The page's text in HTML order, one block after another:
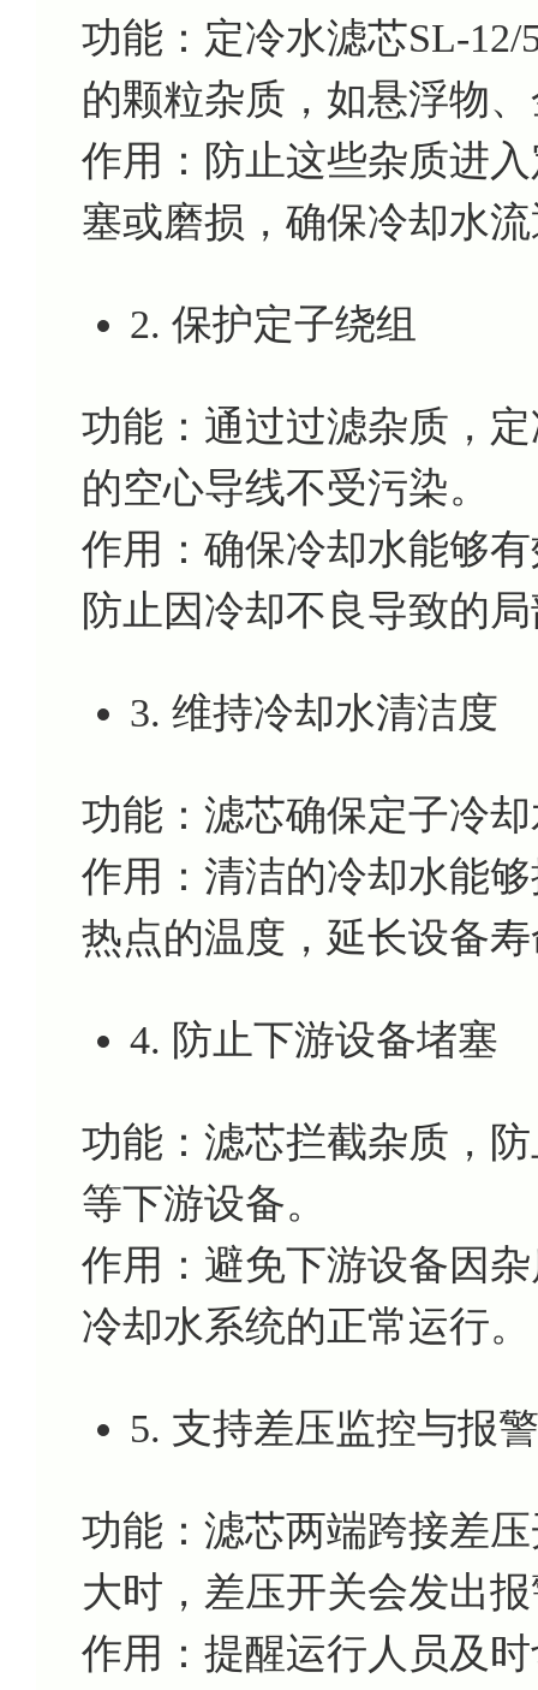
功能：定冷水滤芯SL-
的颗粒杂质，如悬浮物
作用：防止这些杂质进
塞或磨损，确保冷却水
2. 保护定子绕组
功能：通过过滤杂质，
的空心导线不受污染。
作用：确保冷却水能够
防止因冷却不良导致的
3. 维持冷却水清洁度
功能：滤芯确保定子冷
作用：清洁的冷却水能
热点的温度，延长设备
4. 防止下游设备堵塞
功能：滤芯拦截杂质，
等下游设备。
作用：避免下游设备因
冷却水系统的正常运行。
5. 支持差压监控与报警
功能：滤芯两端跨接差
大时，差压开关会发出
作用：提醒运行人员及